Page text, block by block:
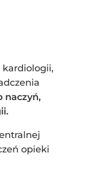
kardiologii,
naczyń,
opieki